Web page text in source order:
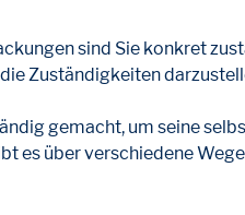
sind Sie konkret
Zuständigkeiten
gemacht, um seine
es über verschiedene